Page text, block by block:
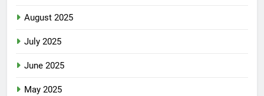
August 2025
July 2025
June 2025
May 2025